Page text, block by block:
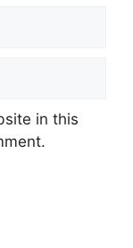
in this